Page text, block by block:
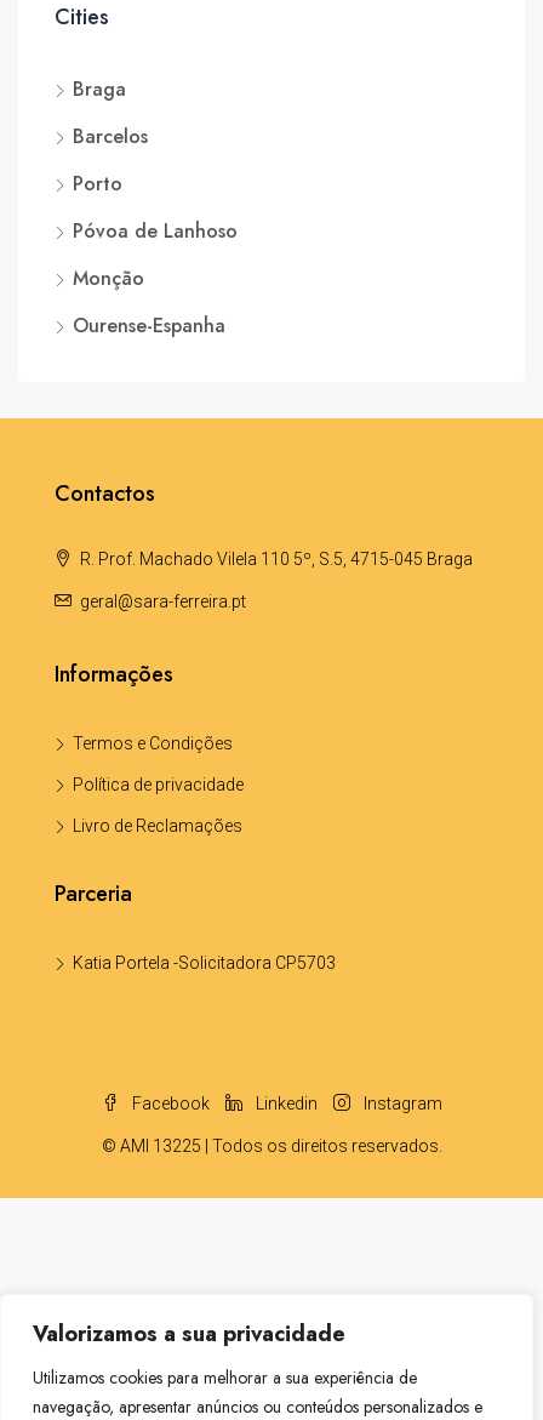
Valorizamos a sua privacidade
Utilizamos cookies para melhorar a sua experiência de
navegação, apresentar anúncios ou conteúdos personalizados e
Cities
Braga
Barcelos
Porto
Póvoa de Lanhoso
Monção
Ourense-Espanha
Contactos
R. Prof. Machado Vilela 110 5º, S.5, 4715-045 Braga
geral@sara-ferreira.pt
Informações
Termos e Condições
Política de privacidade
Livro de Reclamações
Parceria
Katia Portela -Solicitadora CP5703
Facebook Linkedin Instagram
© AMI 13225 | Todos os direitos reservados.